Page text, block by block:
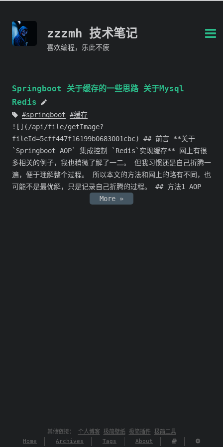
zzzmh 技术笔记
喜欢编程，乐此不疲
Springboot 关于缓存的一些思路 关于Mysql
Redis
springboot
缓存
![](/api/file/getImage?
fileId=5cff447f16199b0683001cbc) ## 前言 **关于
`Springboot AOP` 集成控制 `Redis`实现缓存** 网上有很
多相关的例子，我也稍微了解了一二。 但我习惯还是自己折腾一
遍，便于理解整个过程。 所以本文的方法和网上的略有不同，也
可能不是最优解，只是记录自己折腾的过程。 ## 方法1 AOP
More »
其他链接： 个人博客 极简壁纸 极简插件 极简工具
Home
Archives Tags About